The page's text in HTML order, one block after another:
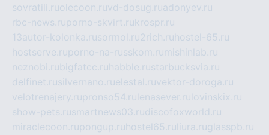
sovratili.ruolecoon.ruvd-dosug.ruadonyev.ru
rbc-news.ruporno-skvirt.rukrospr.ru
13autor-kolonka.rusormol.ru2rich.ru hostel-65.ru
hostserve.ruporno-na-russkom.ru mishinlab.ru
neznobi.rubigfatcc.ru habble.rustarbucksvia.ru
delfinet.rusilvernano.ruelestal.ruvektor-doroga.ru
velotrenajery.rupronso54.ru lenasever.ru lovinskix.ru
show-pets.rusmartnews03.rudiscofoxworld.ru
miraclecoon.rupongup.ru hostel65.ru liura.ruglasspb.ru